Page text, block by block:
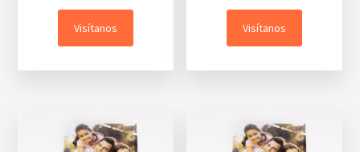
Visítanos Visítanos